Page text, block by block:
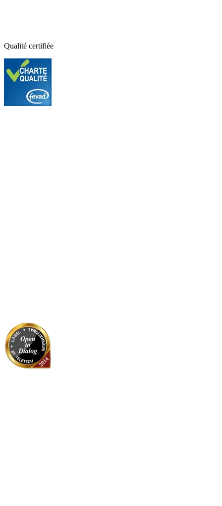
Qualité certifiée